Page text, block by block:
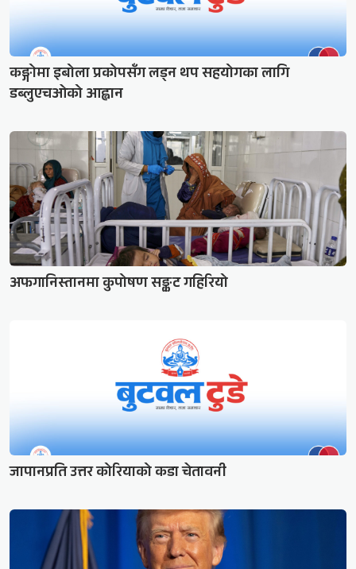
कङ्गोमा इबोला प्रकोपसँग लड्न थप सहयोगका लागि
डब्लुएचओको आह्वान
अफगानिस्तानमा कुपोषण सङ्कट गहिरियो
जापानप्रति उत्तर कोरियाको कडा चेतावनी